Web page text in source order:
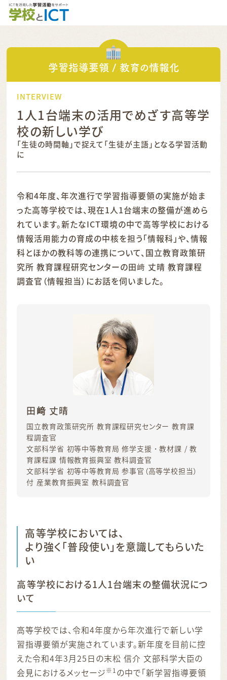
学習指導要領 / 教育の情報化
INTERVIEW
1人1台端末の活用でめざす高等学
校の新しい学び
「生徒の時間軸」で捉えて「生徒が主語」となる学習活動
に
令和4年度、年次進行で学習指導要領の実施が始ま
った高等学校では、現在1人1台端末の整備が進めら
れています。新たなICT環境の中で高等学校における
情報活用能力の育成の中核を担う「情報科」や、情報
科とほかの教科等の連携について、国立教育政策研
究所 教育課程研究センターの田﨑 丈晴 教育課程
調査官（情報担当）にお話を伺いました。
田﨑 丈晴
国立教育政策研究所 教育課程研究センター 教育課
程調査官
文部科学省 初等中等教育局 修学支援・教材課 / 教
育課程課 情報教育振興室 教科調査官
文部科学省 初等中等教育局 参事官（高等学校担当）
付 産業教育振興室 教科調査官
高等学校においては、
より強く「普段使い」を意識してもらいた
い
高等学校における1人1台端末の整備状況につ
いて
高等学校では、令和4年度から年次進行で新しい学
習指導要領が実施されています。新年度を目前に控
えた令和4年3月25日の末松 信介 文部科学大臣の
会見におけるメッセージ※1の中で「新学習指導要領